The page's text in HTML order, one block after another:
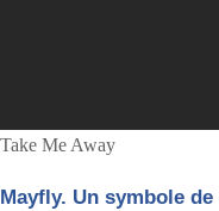
Take Me Away
Mayfly. Un symbole